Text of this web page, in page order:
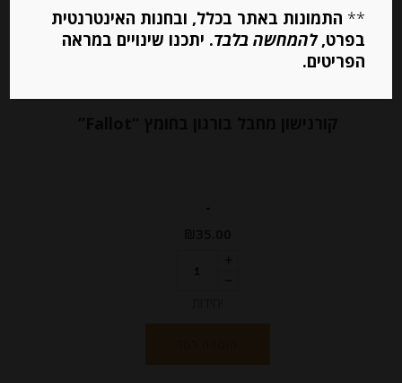
-
** התמונות באתר בכלל, ובחנות האינטרנטית
בפרט,להמחשה בלבד. יתכנו שינויים במראה
הפריטים.